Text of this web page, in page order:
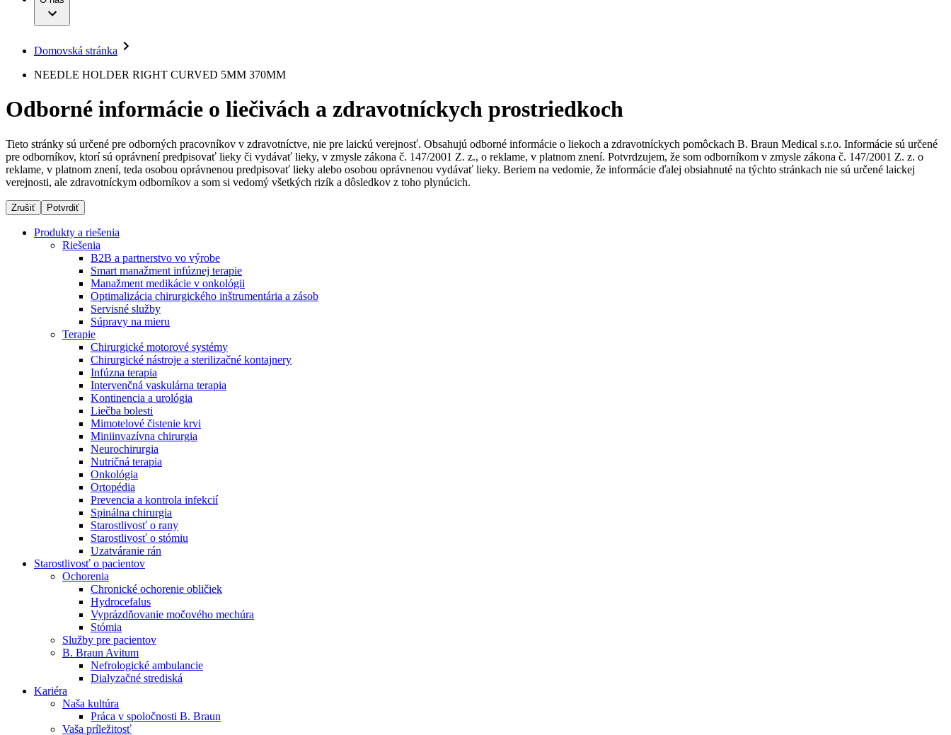
Liečba bolesti
Mimotelové čistenie krvi
Neurochirurgia
Onkológia
Ortopédia
Spinálna chirurgia
Starostlivosť o rany
Starostlivosť o stómiu
Uzatváranie rán
Terapie
Ochorenia
Služby pre pacientov
Vaša príležitosť
Nájdite si prácu u nás​
Objavte svoje kariérne príležitosti ​v B. Braun. Vyhľadajte náš trh práce​ pre zaujímavé pozície na Slovensku.​
Médiá
Tlačové správy
Kontakt
Spoločnosť
Zodpovednosť
Médiá
Kontakt
Kontakt
Domovská stránka
NEEDLE HOLDER RIGHT CURVED 5MM 370MM
Odborné informácie o liečivách a zdravotníckych prostriedkoch
Tieto stránky sú určené pre odborných pracovníkov v zdravotníctve, nie pre laickú verejnosť. Obsahujú odborné informácie o liekoch a zdravotníckych pomôckach B. Braun Medical s.r.o. Informácie sú určené
pre odborníkov, ktorí sú oprávnení predpisovať lieky či vydávať lieky, v zmysle zákona č. 147/2001 Z. z., o reklame, v platnom znení. Potvrdzujem, že som odborníkom v zmysle zákona č. 147/2001 Z. z. o
reklame, v platnom znení, teda osobou oprávnenou predpisovať lieky alebo osobou oprávnenou vydávať lieky. Beriem na vedomie, že informácie ďalej obsiahnuté na týchto stránkach nie sú určené laickej
verejnosti, ale zdravotníckym odborníkov a som si vedomý všetkých rizík a dôsledkov z toho plynúcich.
Zrušiť Potvrdiť
Produkty a riešenia
Riešenia
B2B a partnerstvo vo výrobe
Smart manažment infúznej terapie
Manažment medikácie v onkológii
Optimalizácia chirurgického inštrumentária a zásob
Servisné služby
Súpravy na mieru
Terapie
Chirurgické motorové systémy
Chirurgické nástroje a sterilizačné kontajnery
Infúzna terapia
Intervenčná vaskulárna terapia
Kontinencia a urológia
Liečba bolesti
Mimotelové čistenie krvi
Miniinvazívna chirurgia
Neurochirurgia
Nutričná terapia
Onkológia
Ortopédia
Prevencia a kontrola infekcií
Spinálna chirurgia
Starostlivosť o rany
Starostlivosť o stómiu
Uzatváranie rán
Starostlivosť o pacientov
Ochorenia
Chronické ochorenie obličiek
Hydrocefalus
Vyprázdňovanie močového mechúra
Stómia
Služby pre pacientov
B. Braun Avitum
Nefrologické ambulancie
Dialyzačné strediská
Kariéra
Naša kultúra
Práca v spoločnosti B. Braun
Vaša príležitosť